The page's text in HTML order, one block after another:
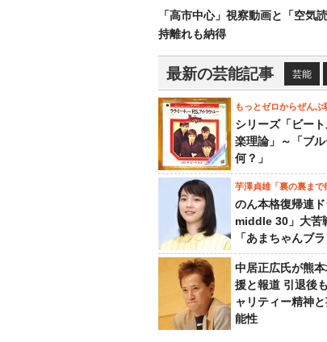
「高市中心」視察動画と「空気
持離れも納得
最新の芸能記事 芸能
もっとゼロからぜん
シリーズ「ビー
楽理論」～「ブ
何？」
芋澤貞雄「裏の裏まで
のん本格復帰連
middle 30」大苦
「あまちゃんブ
中居正広氏が熊
援と報道 引退後
ャリティー精神
能性